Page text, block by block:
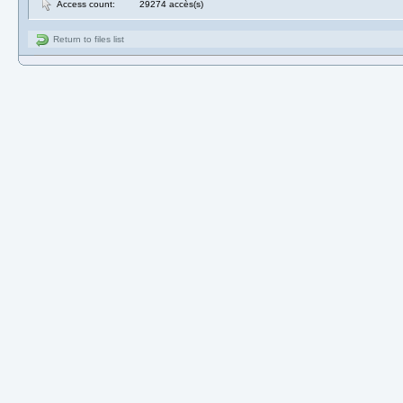
Access count:
29274 accès(s)
Return to files list